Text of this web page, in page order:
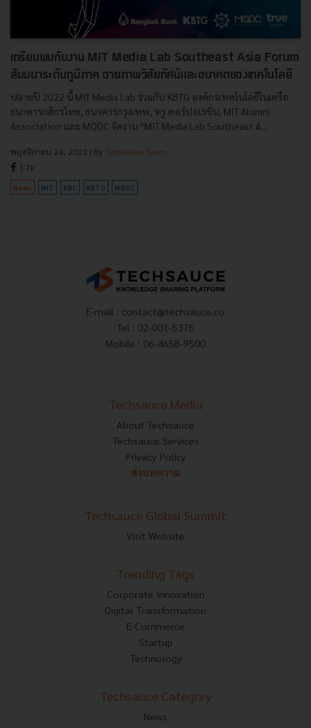
เตรียมพบกับงาน MIT Media Lab Southeast Asia Forum
สัมมนาระดับภูมิภาค ฉายภาพวิสัยทัศน์และอนาคตของเทคโนโลยี
ปลายปี 2022 นี้ MIT Media Lab ร่วมกับ KBTG องค์กรเทคโนโลยีในเครือ
ธนาคารกสิกรไทย, ธนาคารกรุงเทพ, ทรู คอร์ปอเรชั่น, MIT Alumni
Association และ MQDC จัดงาน “MIT Media Lab Southeast A...
พฤศจิกายน 24, 2022 | By Techsauce Team
3.7k
News MIT BBL KBTG MQDC
E-mail : contact@techsauce.co
Tel : 02-001-5375
Mobile : 06-4658-9500
Techsauce Media
About Techsauce
Techsauce Services
Privacy Policy
ส่งบทความ
Techsauce Global Summit
Visit Website
Trending Tags
Corporate Innovation
Digital Transformation
E-Commerce
Startup
Technology
Techsauce Category
News